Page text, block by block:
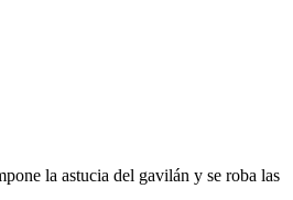
la astucia del gavilán y se roba las